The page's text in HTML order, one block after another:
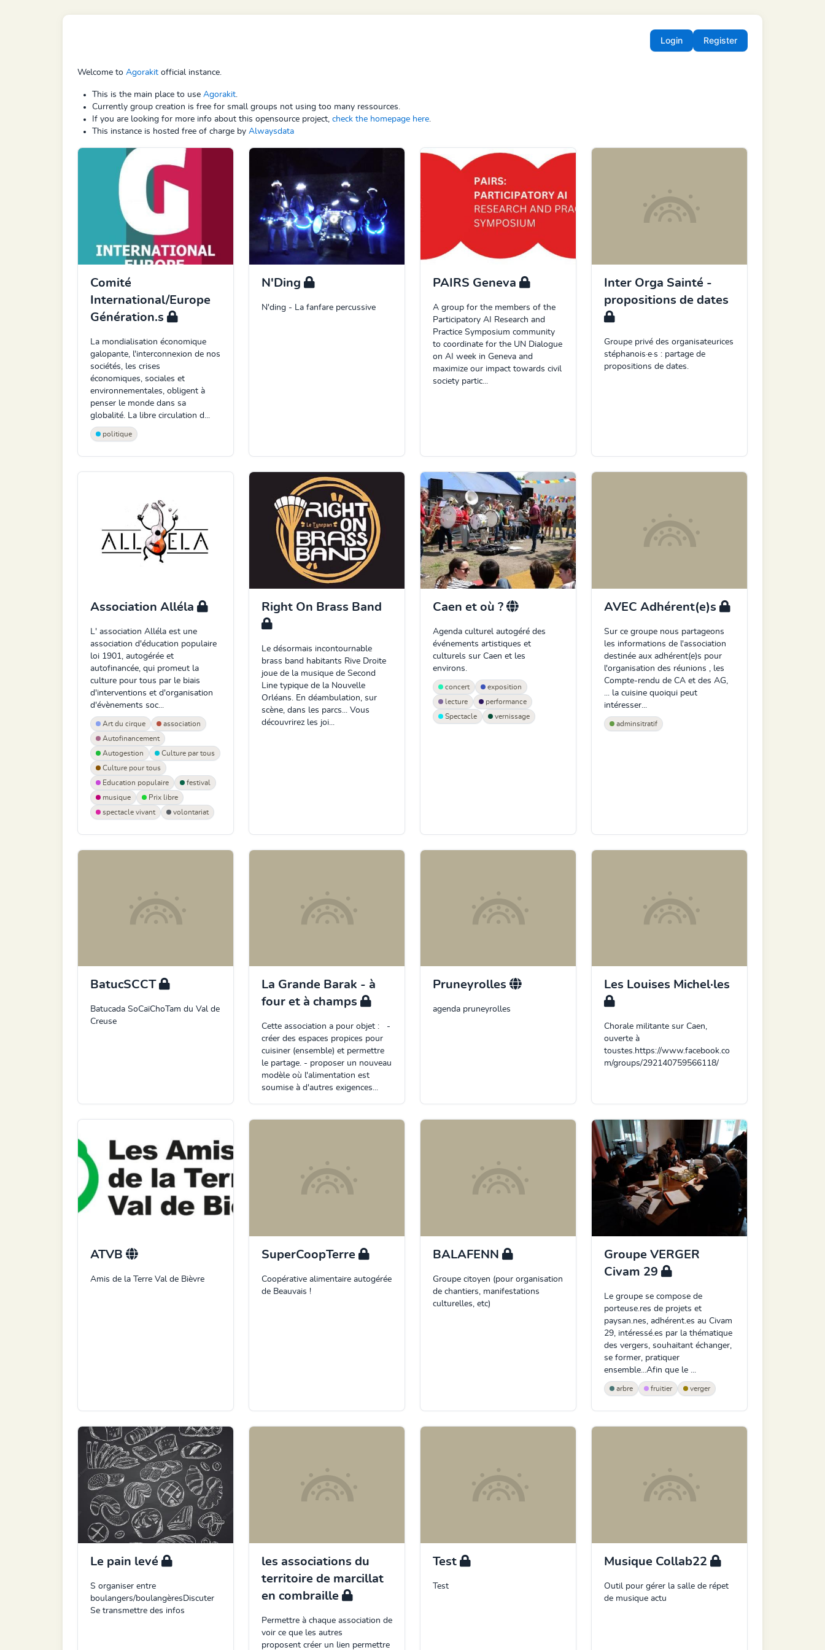
Login Register
Welcome to Agorakit official instance.
This is the main place to use Agorakit.
Currently group creation is free for small groups not using too many ressources.
If you are looking for more info about this opensource project, check the homepage here.
This instance is hosted free of charge by Alwaysdata
Comité
International/Europe
Génération.s
La mondialisation économique
galopante, l'interconnexion de nos
sociétés, les crises
économiques, sociales et
environnementales, obligent à
penser le monde dans sa
globalité. La libre circulation d...
politique
N'Ding
N'ding - La fanfare percussive
PAIRS Geneva
A group for the members of the
Participatory AI Research and
Practice Symposium community
to coordinate for the UN Dialogue
on AI week in Geneva and
maximize our impact towards civil
society partic...
Inter Orga Sainté -
propositions de dates
Groupe privé des organisateurices
stéphanois·e·s : partage de
propositions de dates.
Association Alléla
L' association Alléla est une
association d'éducation populaire
loi 1901, autogérée et
autofinancée, qui promeut la
culture pour tous par le biais
d'interventions et d'organisation
d'évènements soc...
Art du cirque
association
Autofinancement
Autogestion
Culture par tous
Culture pour tous
Education populaire
festival
musique
Prix libre
spectacle vivant
volontariat
Right On Brass Band
Le désormais incontournable
brass band habitants Rive Droite
joue de la musique de Second
Line typique de la Nouvelle
Orléans. En déambulation, sur
scène, dans les parcs... Vous
découvrirez les joi...
Caen et où ?
Agenda culturel autogéré des
événements artistiques et
culturels sur Caen et les
environs.
concert
exposition
lecture
performance
Spectacle
vernissage
AVEC Adhérent(e)s
Sur ce groupe nous partageons
les informations de l'association
destinée aux adhérent(e)s pour
l'organisation des réunions , les
Compte-rendu de CA et des AG,
... la cuisine quoiqui peut
intéresser...
adminsitratif
BatucSCCT
Batucada SoCaïChoTam du Val de
Creuse
La Grande Barak - à
four et à champs
Cette association a pour objet : -
créer des espaces propices pour
cuisiner (ensemble) et permettre
le partage. - proposer un nouveau
modèle où l'alimentation est
soumise à d'autres exigences...
Pruneyrolles
agenda pruneyrolles
Les Louises Michel·les
Chorale militante sur Caen,
ouverte à
toustes.https://www.facebook.co
m/groups/292140759566118/
ATVB
Amis de la Terre Val de Bièvre
SuperCoopTerre
Coopérative alimentaire autogérée
de Beauvais !
BALAFENN
Groupe citoyen (pour organisation
de chantiers, manifestations
culturelles, etc)
Groupe VERGER
Civam 29
Le groupe se compose de
porteuse.res de projets et
paysan.nes, adhérent.es au Civam
29, intéressé.es par la thématique
des vergers, souhaitant échanger,
se former, pratiquer
ensemble...Afin que le ...
arbre fruitier verger
Le pain levé
S organiser entre
boulangers/boulangèresDiscuter
Se transmettre des infos
les associations du
territoire de marcillat
en combraille
Permettre à chaque association de
voir ce que les autres
proposent créer un lien permettre
Test
Test
Musique Collab22
Outil pour gérer la salle de répet
de musique actu